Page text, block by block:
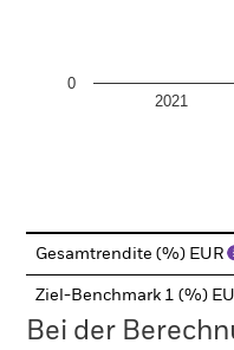
2021
0
Gesamtrendite (%) EUR
Ziel-Benchmark 1 (%)
Bei der